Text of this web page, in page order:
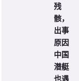
残
骸，
出事
原因
中国
潜艇
也遇